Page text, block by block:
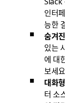
인터
능한
숨겨
있는
에 대
보세
대화
터 소